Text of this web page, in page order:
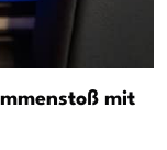
mit